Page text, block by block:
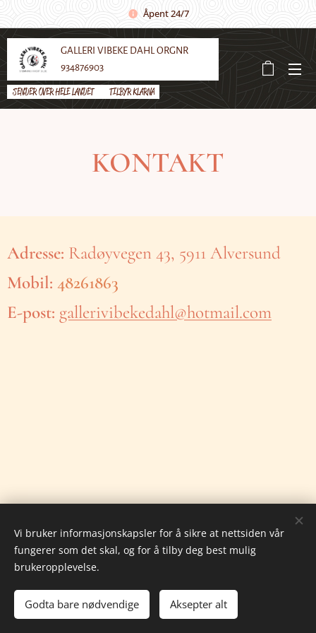
Åpent 24/7
GALLERI VIBEKE DAHL ORGNR
934876903
SENDER OVER HELE LANDET 🌼 TILBYR KLARNA
KONTAKT
Adresse: Radøyvegen 43, 5911 Alversund
Mobil: 48261863
E-post: gallerivibekedahl@hotmail.com
Drevet avWebnode Informasjonskapsler
Vi bruker informasjonskapsler for å sikre at nettsiden vår
fungerer som det skal, og for å tilby deg best mulig
brukeropplevelse.
Godta bare nødvendige Aksepter alt